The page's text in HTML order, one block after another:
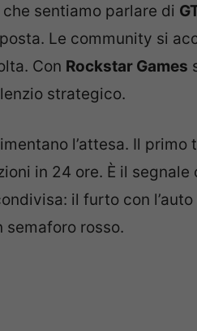
sentiamo parlare di
Le community si
Con Rockstar Games
strategico.
l’attesa. Il
in 24 ore. È il segnale
il furto con
semaforo rosso.